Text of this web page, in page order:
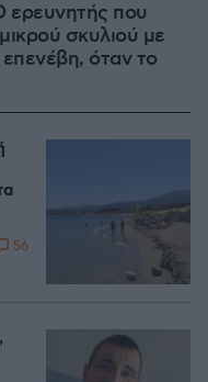
ερευνητής που
σκυλιού με
επενέβη, όταν το
56